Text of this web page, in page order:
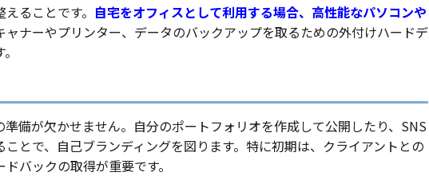
ることです。 自宅をオフィスとして利用する場合、高性能なパソコンや
ャナーやプリンター、データのバックアップを取るための外付けハードデ
備が欠かせません。自分のポートフォリオを作成して公開したり、SNS
とで、自己ブランディングを図ります。特に初期は、クライアントとの
バックの取得が重要です。